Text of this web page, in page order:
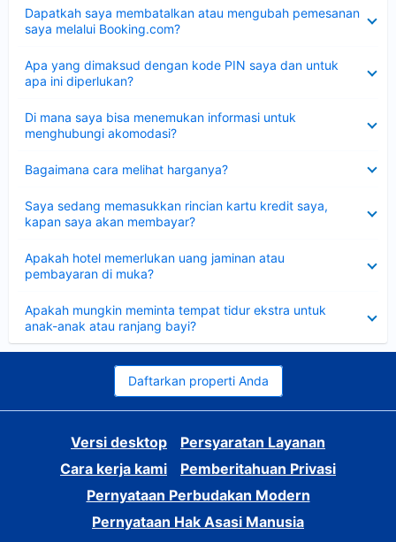
Dapatkah saya membatalkan atau mengubah pemesanan
saya melalui Booking.com?
Apa yang dimaksud dengan kode PIN saya dan untuk
apa ini diperlukan?
Di mana saya bisa menemukan informasi untuk
menghubungi akomodasi?
Bagaimana cara melihat harganya?
Saya sedang memasukkan rincian kartu kredit saya,
kapan saya akan membayar?
Apakah hotel memerlukan uang jaminan atau
pembayaran di muka?
Apakah mungkin meminta tempat tidur ekstra untuk
anak-anak atau ranjang bayi?
Daftarkan properti Anda
Versi desktop
Persyaratan Layanan
Cara kerja kami
Pemberitahuan Privasi
Pernyataan Perbudakan Modern
Pernyataan Hak Asasi Manusia